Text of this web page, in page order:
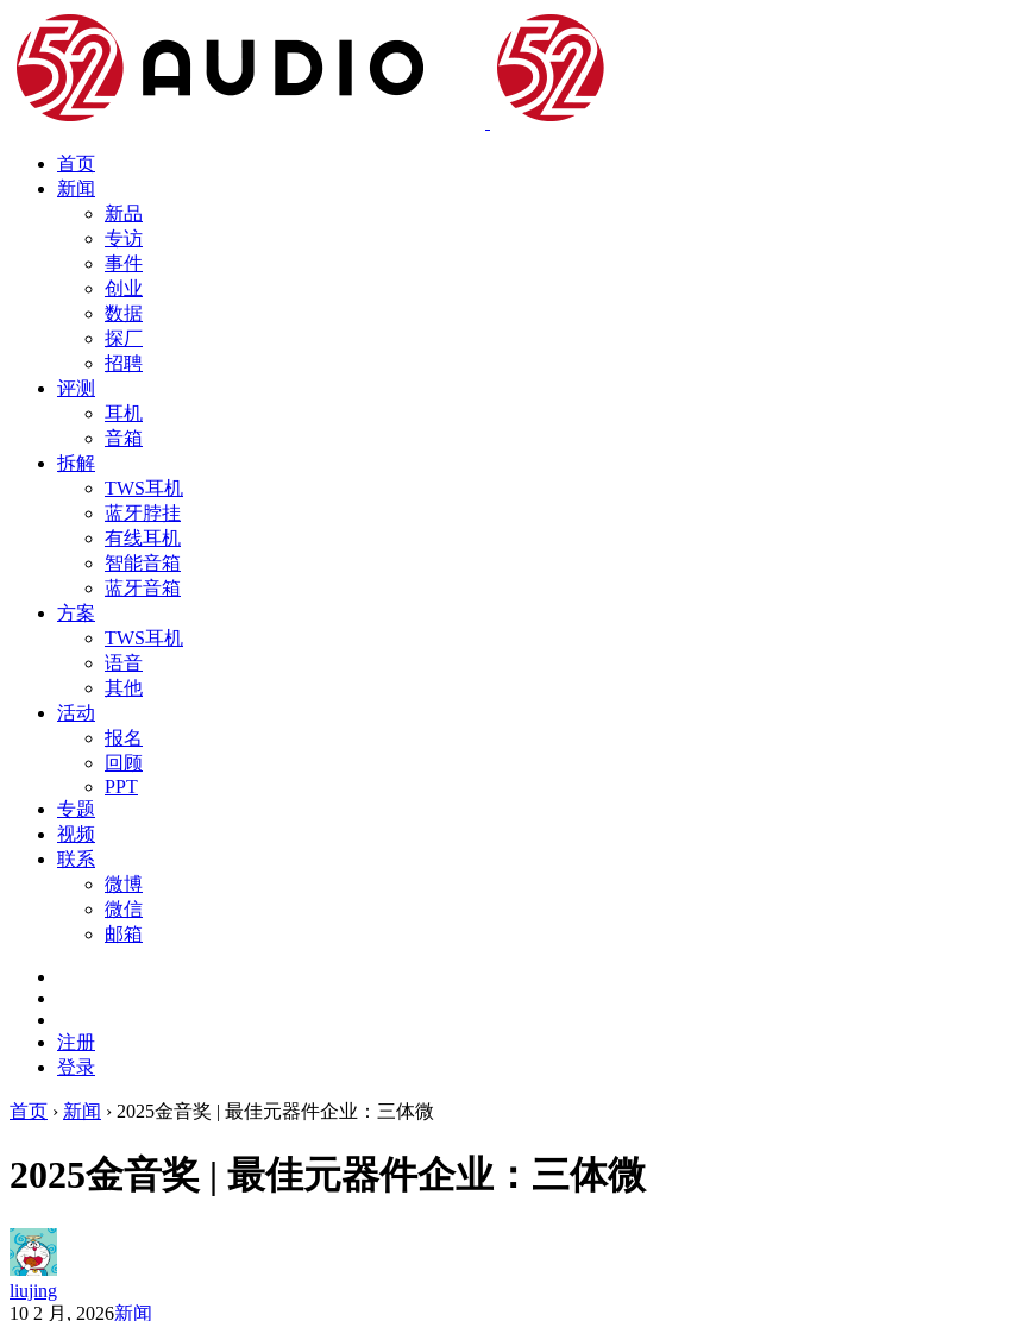
首页
新闻
新品
专访
事件
创业
数据
探厂
招聘
评测
耳机
音箱
拆解
TWS耳机
蓝牙脖挂
有线耳机
智能音箱
蓝牙音箱
方案
TWS耳机
语音
其他
活动
报名
回顾
PPT
专题
视频
联系
微博
微信
邮箱
注册
登录
首页 › 新闻 › 2025金音奖 | 最佳元器件企业：三体微
2025金音奖 | 最佳元器件企业：三体微
liujing
10 2 月, 2026新闻